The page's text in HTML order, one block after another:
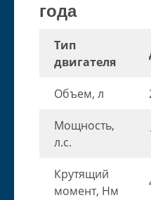
года
Тип
двигателя
Объем, л
Мощность,
л.с.
Крутящий
момент, Нм